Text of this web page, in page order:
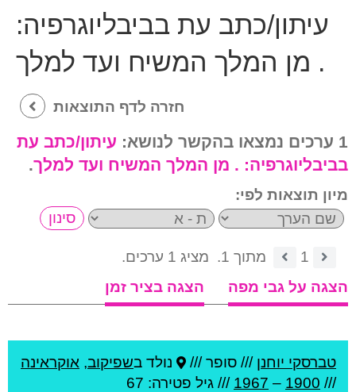
עיתון/כתב עת בביבליוגרפיה:
. מן המלך המשיח ועד למלך
חזרה לדף התוצאות
1 ערכים נמצאו בהקשר לנושא:
עיתון/כתב עת
בביבליוגרפיה: . מן המלך המשיח ועד למלך.
מיון תוצאות לפי:
1 מתוך 1.
מציג 1 ערכים.
הצגה על גבי מפה
הצגה בציר זמן
טברסקי יוחנן /// סופר /// נולד בשפיקוב, אוקראינה
///
1900
–
1967 /// גיל פטירה: 67